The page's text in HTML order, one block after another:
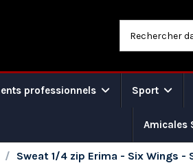
professionnels Sport
Amicales
Sweat 1/4 zip Erima - Six Wings -